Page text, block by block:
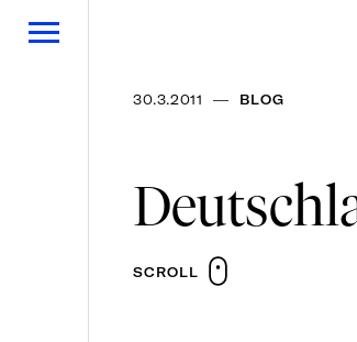
30.3.2011 — BLOG
SCROLL